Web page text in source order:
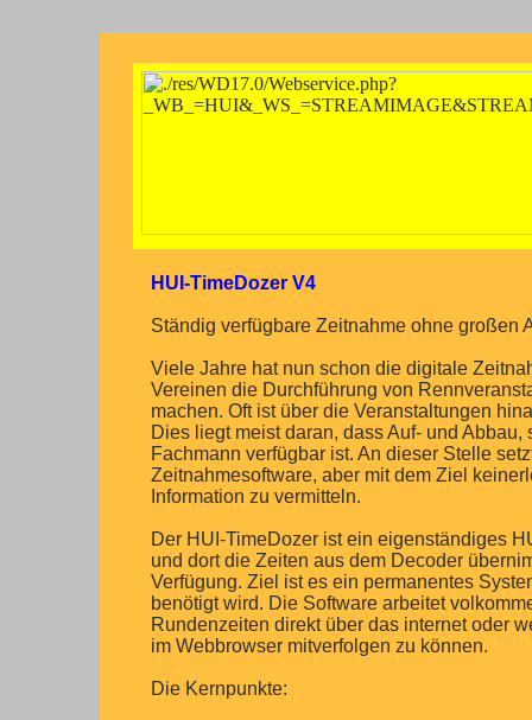
HUI-TimeDozer V4
Ständig verfügbare Zeitnahme ohne großen
Viele Jahre hat nun schon die digitale
Vereinen die Durchführung von
machen. Oft ist über die Veranstaltungen
Dies liegt meist daran, dass Auf- und
Fachmann verfügbar ist. An dieser Stelle
Zeitnahmesoftware, aber mit dem Ziel
Information zu vermitteln.
Der HUI-TimeDozer ist ein eigenständiges
und dort die Zeiten aus dem Decoder
Verfügung. Ziel ist es ein permanentes
benötigt wird. Die Software arbeitet
Rundenzeiten direkt über das internet oder
im Webbrowser mitverfolgen zu können.
Die Kernpunkte: